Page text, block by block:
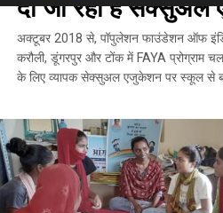
अक्टूबर 2018 से, पॉपुलेशन फाउंडेशन ऑफ
करौली, डूंगरपुर और टोंक में FAYA प्रोग्राम
के लिए व्यापक सेक्सुअल एजुकेशन पर स्कूल से